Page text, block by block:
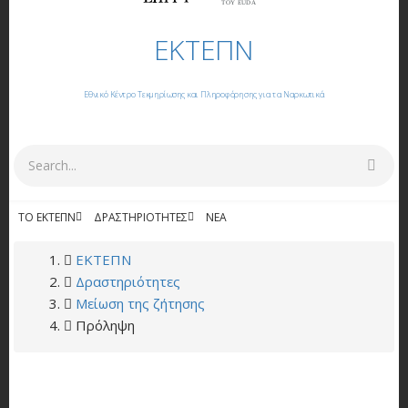
ΤΟΥ EUDA
ΕΚΤΕΠΝ
Εθνικό Κέντρο Τεκμηρίωσης και Πληροφόρησης για τα Ναρκωτικά
ΤΟ ΕΚΤΕΠΝ ΔΡΑΣΤΗΡΙΌΤΗΤΕΣ NΈΑ
BREADCRUMB
ΕΚΤΕΠΝ
Δραστηριότητες
Μείωση της ζήτησης
Πρόληψη